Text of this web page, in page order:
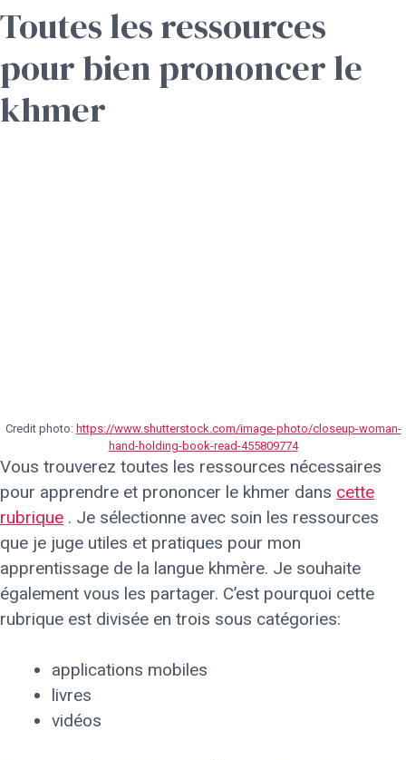
Toutes les ressources
pour bien prononcer le
khmer
Credit photo: https://www.shutterstock.com/image-photo/closeup-woman-
hand-holding-book-read-455809774
Vous trouverez toutes les ressources nécessaires
pour apprendre et prononcer le khmer dans cette
rubrique . Je sélectionne avec soin les ressources
que je juge utiles et pratiques pour mon
apprentissage de la langue khmère. Je souhaite
également vous les partager. C’est pourquoi cette
rubrique est divisée en trois sous catégories:
applications mobiles
livres
vidéos